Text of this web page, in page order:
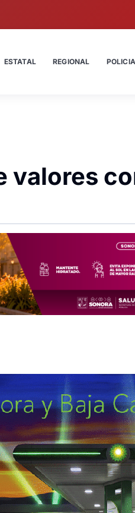
ESTATAL REGIONAL
valores